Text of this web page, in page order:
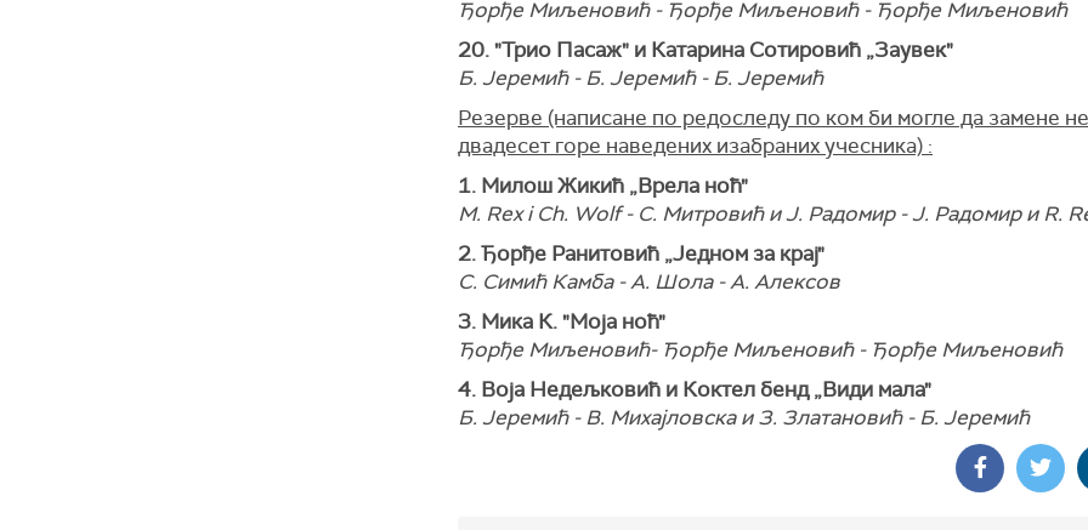
Ђорђе Миљеновић - Ђорђе Миљеновић - Ђорђе Миљеновић
20. "Трио Пасаж" и Катарина Сотировић „Заувек"
Б. Јеремић - Б. Јеремић - Б. Јеремић
Резерве (написане по редоследу по ком би могле да замене
двадесет горе наведених изабраних учесника) :
1. Милош Жикић „Врела ноћ"
M. Rex i Ch. Wolf - С. Митровић и Ј. Радомир - Ј. Радомир и R.
2. Ђорђе Ранитовић „Једном за крај"
С. Симић Камба - А. Шола - А. Алексов
3. Мика К. "Моја ноћ"
Ђорђе Миљеновић- Ђорђе Миљеновић - Ђорђе Миљеновић
4. Воја Недељковић и Коктел бенд „Види мала"
Б. Јеремић - В. Михајловска и З. Златановић - Б. Јеремић